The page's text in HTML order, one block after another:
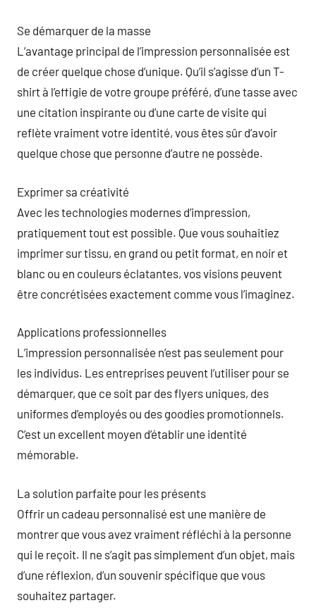
Se démarquer de la masse
L’avantage principal de l’impression personnalisée est
de créer quelque chose d’unique. Qu’il s’agisse d’un T-
shirt à l’effigie de votre groupe préféré, d’une tasse avec
une citation inspirante ou d’une carte de visite qui
reflète vraiment votre identité, vous êtes sûr d’avoir
quelque chose que personne d’autre ne possède.
Exprimer sa créativité
Avec les technologies modernes d’impression,
pratiquement tout est possible. Que vous souhaitiez
imprimer sur tissu, en grand ou petit format, en noir et
blanc ou en couleurs éclatantes, vos visions peuvent
être concrétisées exactement comme vous l’imaginez.
Applications professionnelles
L’impression personnalisée n’est pas seulement pour
les individus. Les entreprises peuvent l’utiliser pour se
démarquer, que ce soit par des flyers uniques, des
uniformes d’employés ou des goodies promotionnels.
C’est un excellent moyen d’établir une identité
mémorable.
La solution parfaite pour les présents
Offrir un cadeau personnalisé est une manière de
montrer que vous avez vraiment réfléchi à la personne
qui le reçoit. Il ne s’agit pas simplement d’un objet, mais
d’une réflexion, d’un souvenir spécifique que vous
souhaitez partager.